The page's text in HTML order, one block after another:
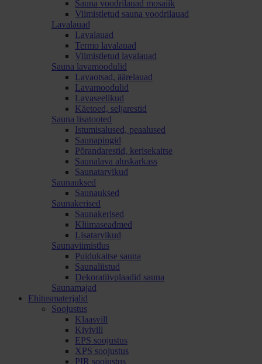
Sauna voodrilauad mosaiik
Viimistletud sauna voodrilauad
Lavalauad
Lavalauad
Termo lavalauad
Viimistletud lavalauad
Sauna lavamoodulid
Lavaotsad, äärelauad
Lavamoodulid
Lavaseelikud
Käetoed, seljarestid
Sauna lisatooted
Istumisalused, peaalused
Saunapingid
Põrandarestid, kerisekaitse
Saunalava aluskarkass
Saunatarvikud
Saunauksed
Saunauksed
Saunakerised
Saunakerised
Kliimaseadmed
Lisatarvikud
Saunaviimistlus
Puidukaitse sauna
Saunaliistud
Dekoratiivplaadid sauna
Saunamajad
Ehitusmaterjalid
Soojustus
Klaasvill
Kivivill
EPS soojustus
XPS soojustus
PIR soojustus